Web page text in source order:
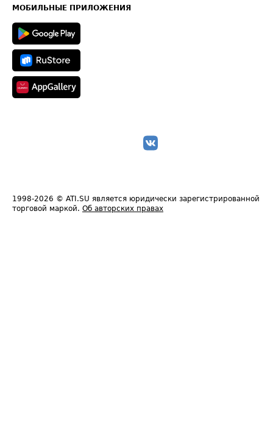
Техническая информация
МОБИЛЬНЫЕ ПРИЛОЖЕНИЯ
1998-2026 © ATI.SU является юридически зарегистрированной
торговой маркой. Об авторских правах